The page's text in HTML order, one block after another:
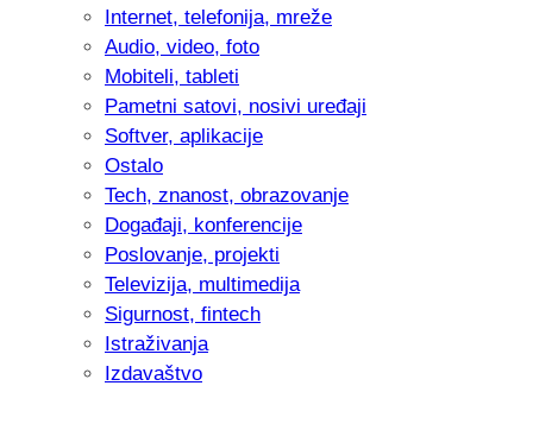
Internet, telefonija, mreže
Audio, video, foto
Mobiteli, tableti
Pametni satovi, nosivi uređaji
Softver, aplikacije
Ostalo
Tech, znanost, obrazovanje
Događaji, konferencije
Poslovanje, projekti
Televizija, multimedija
Sigurnost, fintech
Istraživanja
Izdavaštvo